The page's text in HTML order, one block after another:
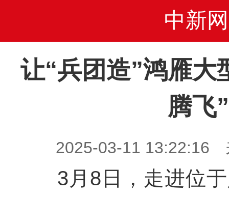
中新网
让“兵团造”鸿雁大
腾飞”
2025-03-11 13:22:16
3月8日，走进位于